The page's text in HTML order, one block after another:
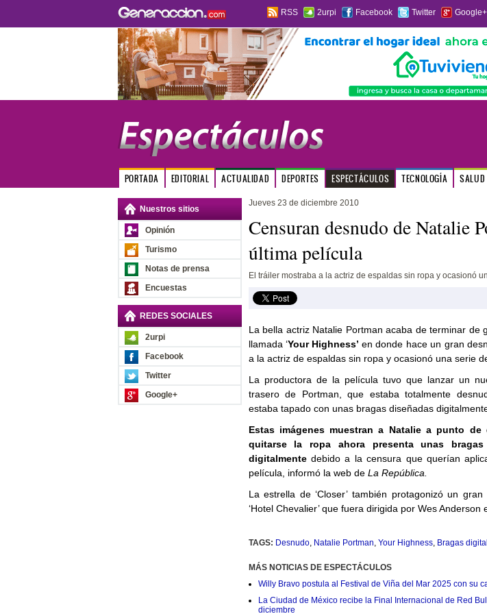
RSS 2urpi Facebook Twitter Google+
PORTADA EDITORIAL ACTUALIDAD DEPORTES ESPECTÁCULOS TECNOLOGÍA SALUD
Nuestros sitios
Opinión
Turismo
Notas de prensa
Encuestas
REDES SOCIALES
2urpi
Facebook
Twitter
Google+
Jueves 23 de diciembre 2010
Censuran desnudo de Natalie
última película
El tráiler mostraba a la actriz de espaldas sin ropa y ocasionó
La bella actriz Natalie Portman acaba de terminar de
llamada ‘Your Highness’ en donde hace un gran
a la actriz de espaldas sin ropa y ocasionó una serie
La productora de la película tuvo que lanzar un
trasero de Portman, que estaba totalmente
estaba tapado con unas bragas diseñadas
Estas imágenes muestran a Natalie a punto
quitarse la ropa ahora presenta unas bragas
digitalmente debido a la censura que querían
película, informó la web de La República.
La estrella de ‘Closer’ también protagonizó un
‘Hotel Chevalier’ que fuera dirigida por Wes Anderson
TAGS: Desnudo, Natalie Portman, Your Highness, Bragas
MÁS NOTICIAS DE ESPECTÁCULOS
Willy Bravo postula al Festival de Viña del Mar 2025 con su
La Ciudad de México recibe la Final Internacional de Red
diciembre